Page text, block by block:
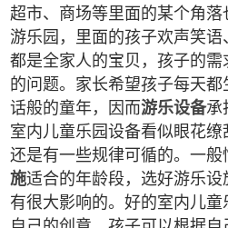
超市、商场等里面的某个角
游乐园，里面的孩子欢声笑
都是全家人的宝贝，孩子的
的问题。家长希望孩子每天
话般的童年，因而游乐设备承
室内儿童乐园设备看似眼花
还是有一些规律可循的。一
施适合的年龄段，选好游乐
有很大影响的。好的室内儿